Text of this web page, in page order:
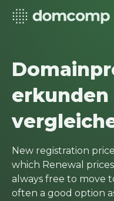
erkunden
New registration
which Renewal
always free to move
often a good option